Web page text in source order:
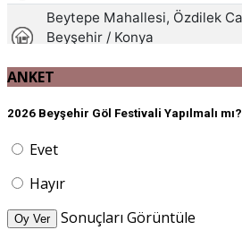
ANKET
2026 Beyşehir Göl Festivali Yapılmalı mı?
Evet
Hayır
Oy Ver
Sonuçları Görüntüle